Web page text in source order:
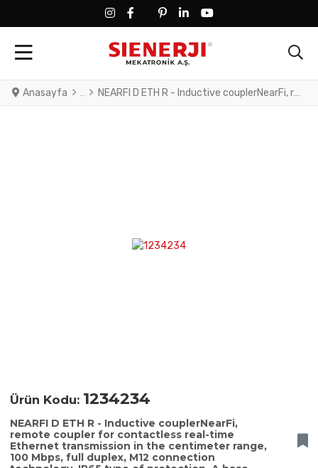
FACEBOOK SOCIAL LINK
FACEBOOK SOCIAL LINK
TWITTER SOCIAL LINK
PINTEREST SOCIAL LINK
LINKEDIN SOCIAL LINK
YOUTUBE SOCIAL LINK
Anasayfa NEARFI D ETH R - Inductive couplerNearFi, remote coupler for contactless real-time Ethernet transmission in the centimeter range, 100 Mbps, full duplex, M12 connection technology, IP65 type of protection. A base coupler is required for operation.
Ürün Kodu: 1234234
NEARFI D ETH R - Inductive couplerNearFi,
remote coupler for contactless real-time
Ethernet transmission in the centimeter range,
100 Mbps, full duplex, M12 connection